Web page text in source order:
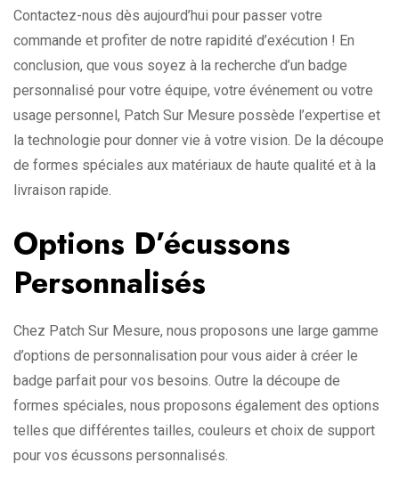
Contactez-nous dès aujourd’hui pour passer votre
commande et profiter de notre rapidité d’exécution ! En
conclusion, que vous soyez à la recherche d’un badge
personnalisé pour votre équipe, votre événement ou votre
usage personnel, Patch Sur Mesure possède l’expertise et
la technologie pour donner vie à votre vision. De la découpe
de formes spéciales aux matériaux de haute qualité et à la
livraison rapide.
Options D’écussons
Personnalisés
Chez Patch Sur Mesure, nous proposons une large gamme
d’options de personnalisation pour vous aider à créer le
badge parfait pour vos besoins. Outre la découpe de
formes spéciales, nous proposons également des options
telles que différentes tailles, couleurs et choix de support
pour vos écussons personnalisés.